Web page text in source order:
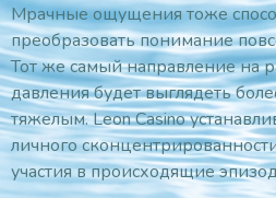
Мрачные ощущения тоже
преобразовать понимание
Тот же самый направление на
давления будет выглядеть
тяжелым. Leon Casino
личного
участия в происходящие